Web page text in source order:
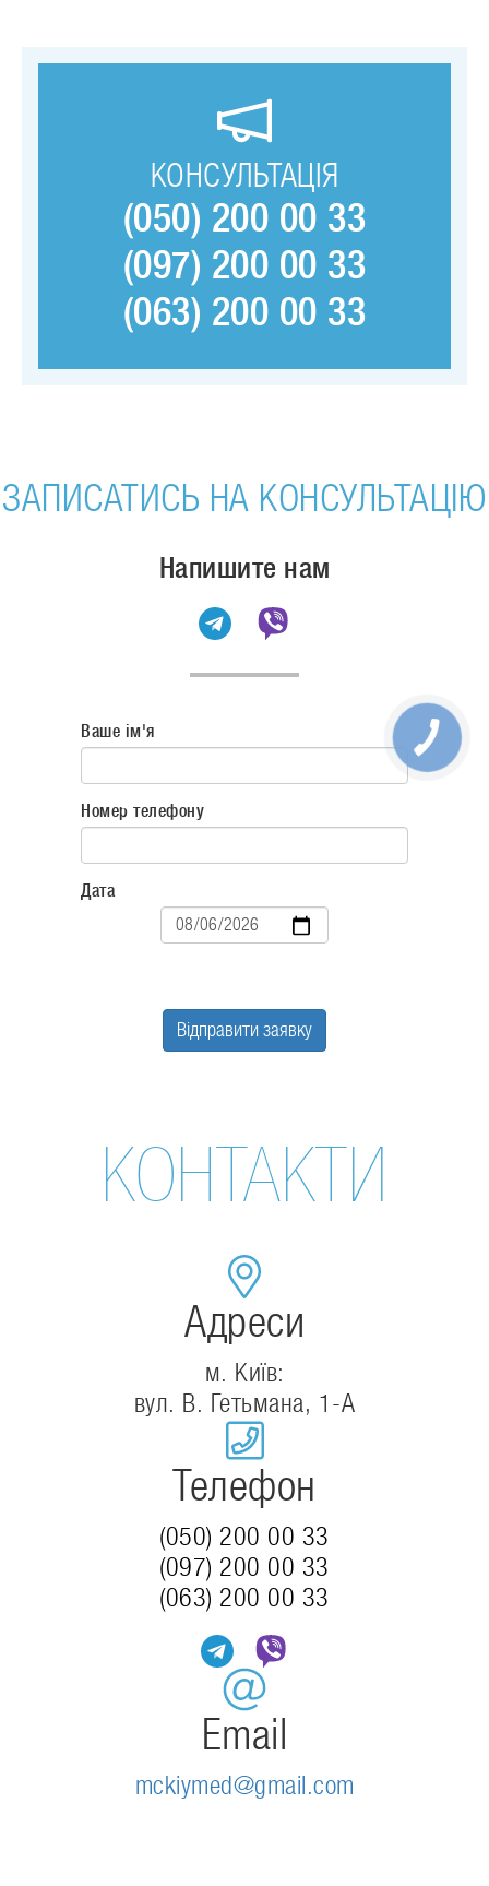
КОНСУЛЬТАЦІЯ
(050) 200 00 33
(097) 200 00 33
(063) 200 00 33
ЗАПИСАТИСЬ НА КОНСУЛЬТАЦІЮ
Напишите нам
Ваше ім'я
Номер телефону
Дата
Дата
Відправити заявку
КОНТАКТИ
Адреси
м. Київ:
вул. В. Гетьмана, 1-А
Телефон
(050) 200 00 33
(097) 200 00 33
(063) 200 00 33
Email
mckiymed@gmail.com